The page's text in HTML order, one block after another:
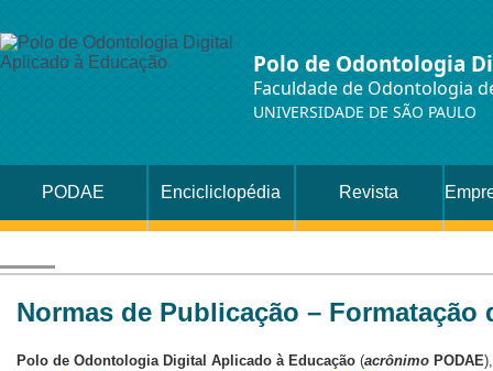
Polo de Odontologia
Faculdade de Odontologia
UNIVERSIDADE DE SÃO PAULO
PODAE Encicliclopédia Revista
Normas de Publicação – Formatação
Polo de Odontologia Digital Aplicado à Educação (acrônimo PODAE